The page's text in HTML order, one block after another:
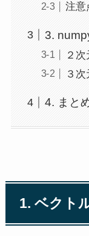
注意
3.
２
３
4. まと
1. ベクト